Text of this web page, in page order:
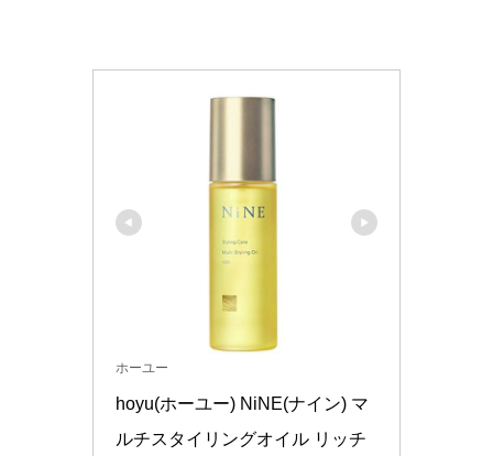
ホーユー
hoyu(ホーユー) NiNE(ナイン) マ
ルチスタイリングオイル リッチ